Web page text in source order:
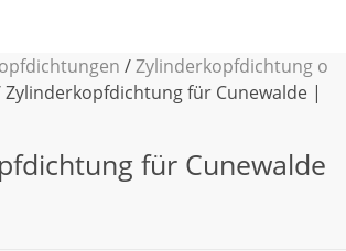
/Zylinderkopfdichtung o
Zylinderkopfdichtung für Cunewalde |
für Cunewalde